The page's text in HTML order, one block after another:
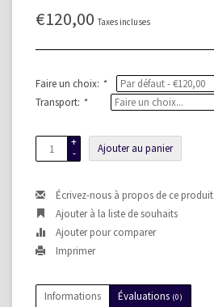
€120,00 Taxes incluses
Faire un choix: *
Transport: *
+
-
Ajouter au panier
Écrivez-nous à propos de ce produit
Ajouter à la liste de souhaits
Ajouter pour comparer
Imprimer
Informations Évaluations (0)